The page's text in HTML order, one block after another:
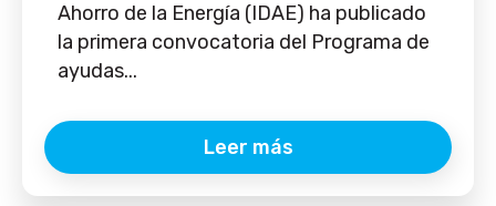
Ahorro de la Energía (IDAE) ha publicado
la primera convocatoria del Programa de
ayudas...
Leer más